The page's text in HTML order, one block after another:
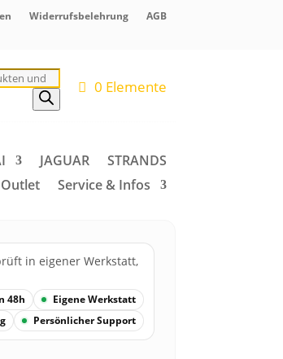
Widerrufsbelehrung AGB
0 Elemente
JAGUAR
STRANDS
Outlet
Service & Infos
in eigener Werkstatt,
48h
Eigene Werkstatt
Persönlicher Support